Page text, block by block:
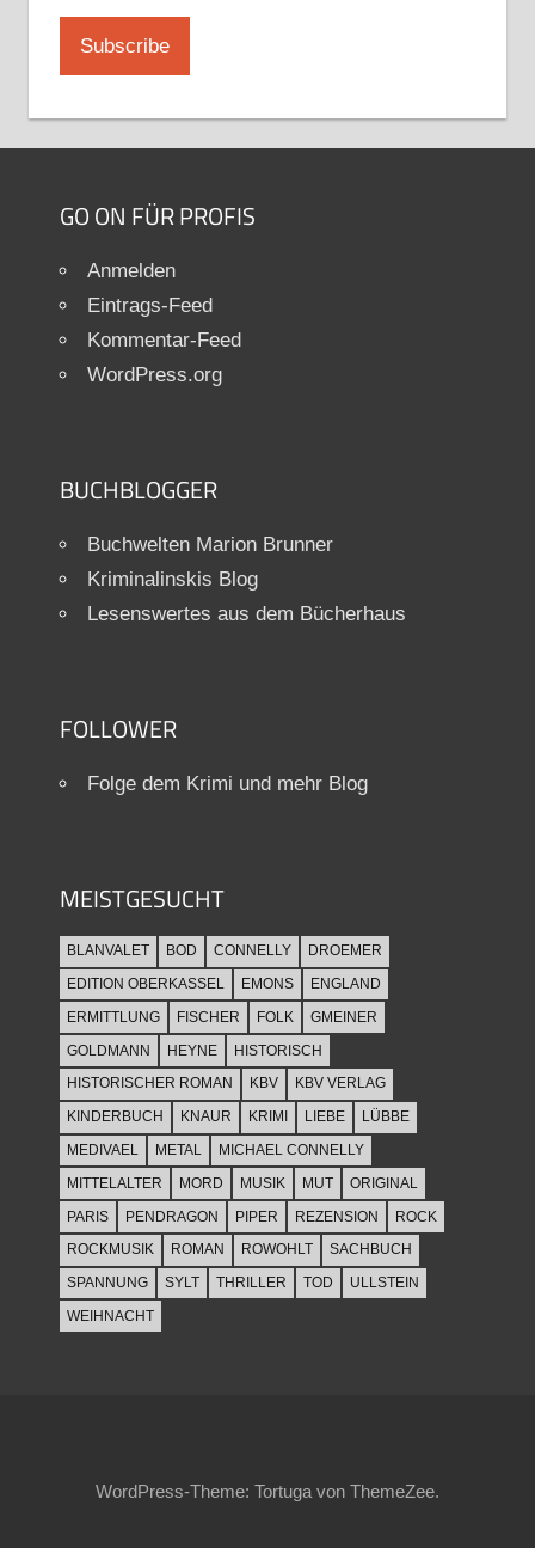
GO ON FÜR PROFIS
Anmelden
Eintrags-Feed
Kommentar-Feed
WordPress.org
BUCHBLOGGER
Buchwelten Marion Brunner
Kriminalinskis Blog
Lesenswertes aus dem Bücherhaus
FOLLOWER
Folge dem Krimi und mehr Blog
MEISTGESUCHT
BLANVALET BOD CONNELLY
DROEMER
EDITION OBERKASSEL
EMONS
ENGLAND
ERMITTLUNG
FISCHER FOLK
GMEINER
GOLDMANN
HEYNE
HISTORISCH
HISTORISCHER ROMAN
KBV
KBV VERLAG
KINDERBUCH
KNAUR KRIMI LIEBE
LÜBBE
MEDIVAEL
METAL
MICHAEL CONNELLY
MITTELALTER
MORD MUSIK MUT
ORIGINAL
PARIS
PENDRAGON PIPER REZENSION
ROCK
ROCKMUSIK
ROMAN ROWOHLT
SACHBUCH
SPANNUNG
SYLT THRILLER TOD
ULLSTEIN
WEIHNACHT
WordPress-Theme: Tortuga von ThemeZee.